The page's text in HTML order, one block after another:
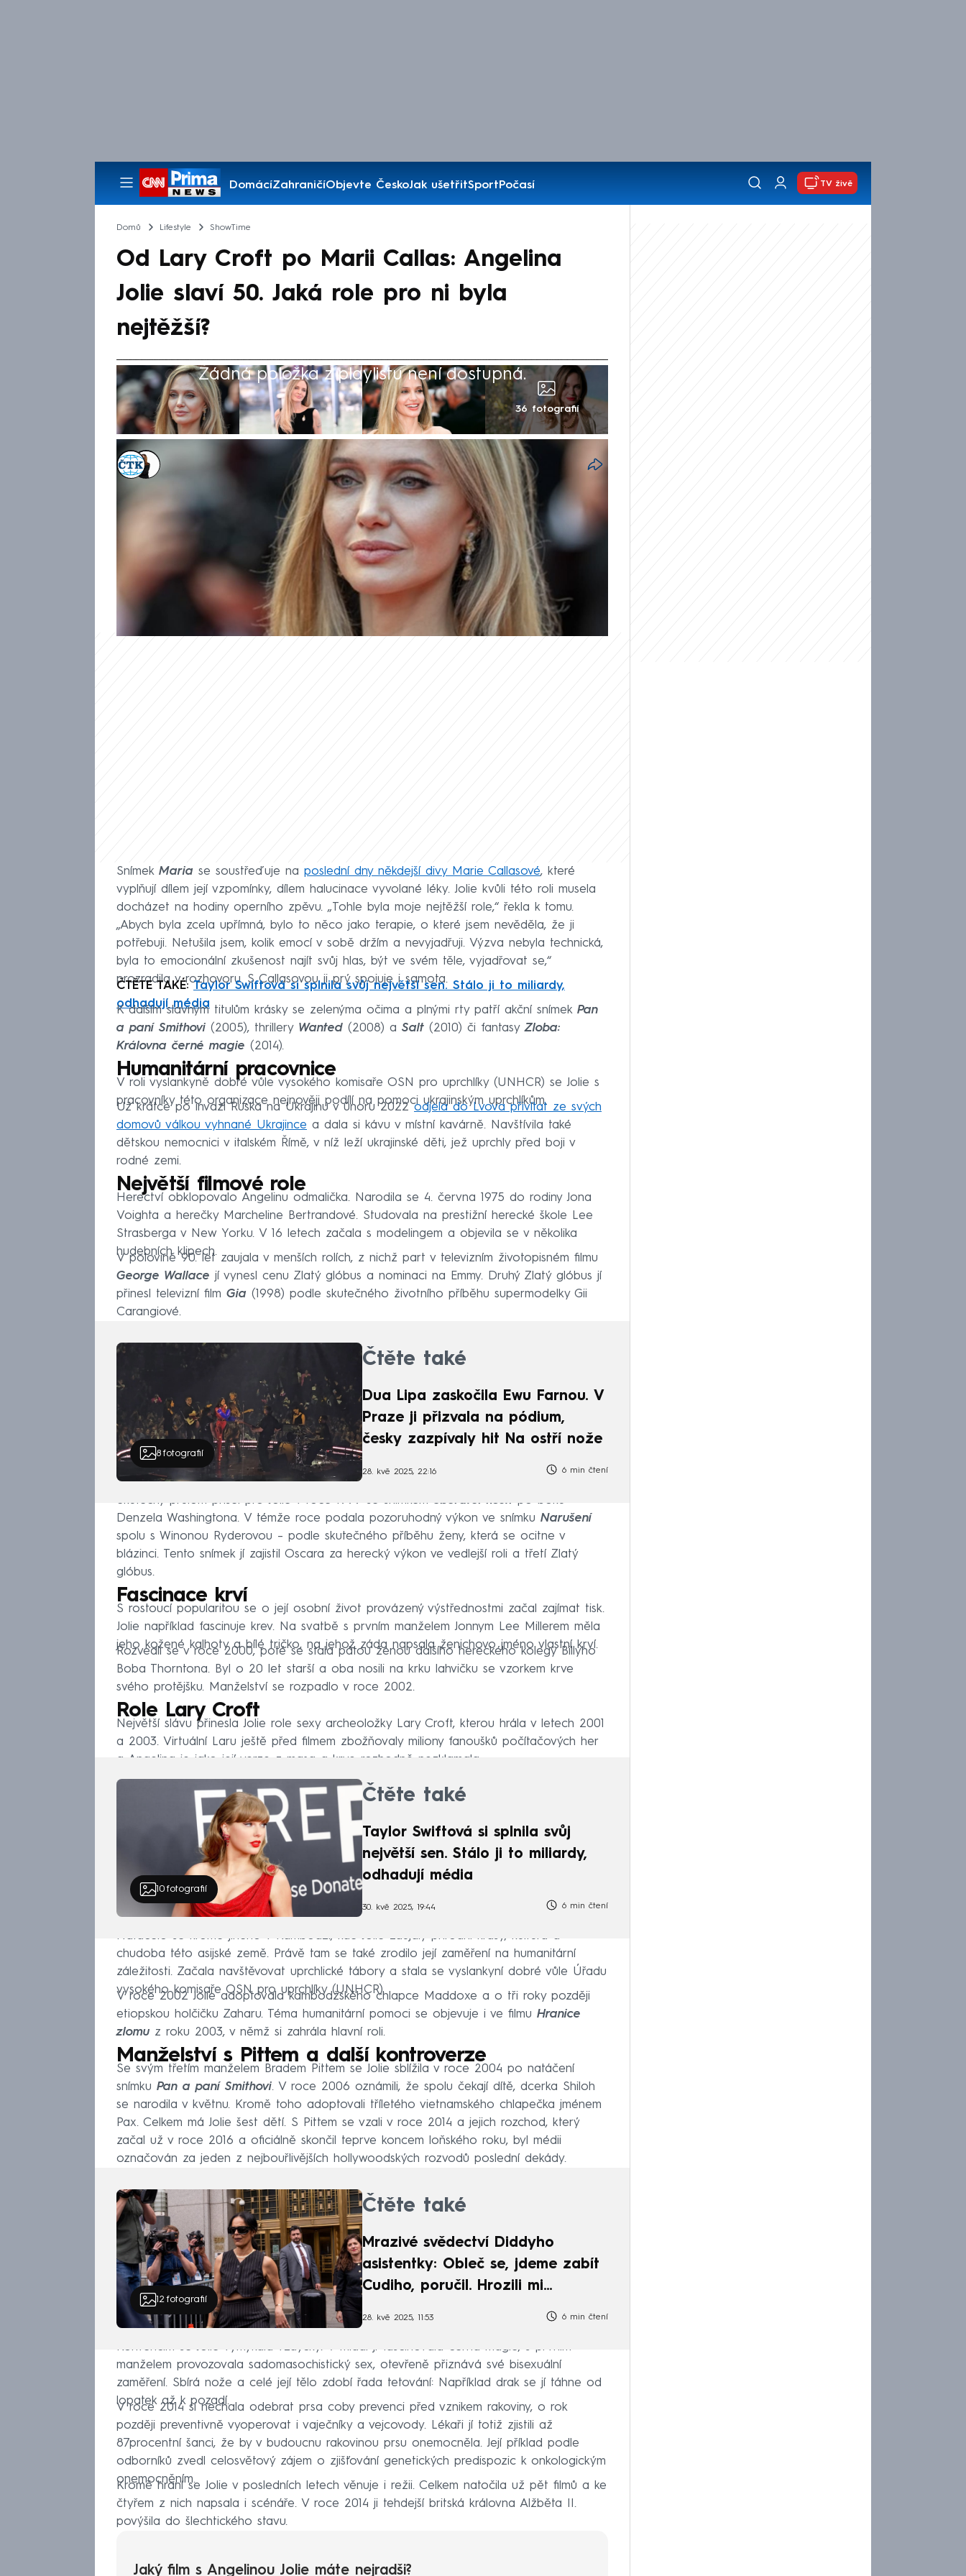
DomácíZahraničíObjevte ČeskoJak ušetřitSportPočasí
Pořady
TV živě
Domů Lifestyle ShowTime
Od Lary Croft po Marii Callas: Angelina
Jolie slaví 50. Jaká role pro ni byla
nejtěžší?
Žádná položka z playlistu není dostupná.
36 fotografií
ČTK
4. čvn 2025, 05:55
Výstřední osobnost, femme fatale, humanitární bojovnice, filmová
hvězda i matka šesti dětí – to vše se dá říct o Angelině Jolie,
hollywoodské superstar, která ve středu slaví 50. narozeniny. Její
kariéra je plná velkých rolí – od skandální modelky Giy po
dobrodružnou hrdinku Laru Croft až k roli operní divy Marie Callasové,
kterou ona sama označila za dosud nejtěžší.
Snímek Maria se soustřeďuje na poslední dny někdejší divy Marie Callasové, které
vyplňují dílem její vzpomínky, dílem halucinace vyvolané léky. Jolie kvůli této roli musela
docházet na hodiny operního zpěvu. „Tohle byla moje nejtěžší role,“ řekla k tomu.
„Abych byla zcela upřímná, bylo to něco jako terapie, o které jsem nevěděla, že ji
potřebuji. Netušila jsem, kolik emocí v sobě držím a nevyjadřuji. Výzva nebyla technická,
byla to emocionální zkušenost najít svůj hlas, být ve svém těle, vyjadřovat se,“
prozradila v rozhovoru. S Callasovou ji prý spojuje i samota.
ČTĚTE TAKÉ:Taylor Swiftová si splnila svůj největší sen. Stálo ji to miliardy,
odhadují média
K dalším slavným titulům krásky se zelenýma očima a plnými rty patří akční snímek Pan
a paní Smithovi (2005), thrillery Wanted (2008) a Salt (2010) či fantasyZloba:
Královna černé magie (2014).
Humanitární pracovnice
V roli vyslankyně dobré vůle vysokého komisaře OSN pro uprchlíky (UNHCR) se Jolie s
pracovníky této organizace nejnověji podílí na pomoci ukrajinským uprchlíkům.
Už krátce po invazi Ruska na Ukrajinu v únoru 2022odjela do Lvova přivítat ze svých
domovů válkou vyhnané Ukrajince a dala si kávu v místní kavárně. Navštívila také
dětskou nemocnici v italském Římě, v níž leží ukrajinské děti, jež uprchly před boji v
rodné zemi.
Největší filmové role
Herectví obklopovalo Angelinu odmalička. Narodila se 4. června 1975 do rodiny Jona
Voighta a herečky Marcheline Bertrandové. Studovala na prestižní herecké škole Lee
Strasberga v New Yorku. V 16 letech začala s modelingem a objevila se v několika
hudebních klipech.
V polovině 90. let zaujala v menších rolích, z nichž part v televizním životopisném filmu
George Wallace jí vynesl cenu Zlatý glóbus a nominaci na Emmy. Druhý Zlatý glóbus jí
přinesl televizní film Gia (1998) podle skutečného životního příběhu supermodelky Gii
Carangiové.
8fotografií
Čtěte také
Dua Lipa zaskočila Ewu Farnou. V
Praze ji přizvala na pódium,
česky zazpívaly hit Na ostří nože
28. kvě 2025, 22:16 6 min čtení
Skutečný průlom přišel pro Jolie v roce 1999 se snímkem Sběratel kostí po boku
Denzela Washingtona. V témže roce podala pozoruhodný výkon ve snímku Narušení
spolu s Winonou Ryderovou – podle skutečného příběhu ženy, která se ocitne v
blázinci. Tento snímek jí zajistil Oscara za herecký výkon ve vedlejší roli a třetí Zlatý
glóbus.
Fascinace krví
S rostoucí popularitou se o její osobní život provázený výstřednostmi začal zajímat tisk.
Jolie například fascinuje krev. Na svatbě s prvním manželem Jonnym Lee Millerem měla
jeho kožené kalhoty a bílé tričko, na jehož záda napsala ženichovo jméno vlastní krví.
Rozvedli se v roce 2000, poté se stala pátou ženou dalšího hereckého kolegy Billyho
Boba Thorntona. Byl o 20 let starší a oba nosili na krku lahvičku se vzorkem krve
svého protějšku. Manželství se rozpadlo v roce 2002.
Role Lary Croft
Největší slávu přinesla Jolie role sexy archeoložky Lary Croft, kterou hrála v letech 2001
a 2003. Virtuální Laru ještě před filmem zbožňovaly miliony fanoušků počítačových her
a Angelina je jako její verze z masa a krve rozhodně nezklamala.
10fotografií
Čtěte také
Taylor Swiftová si splnila svůj
největší sen. Stálo ji to miliardy,
odhadují média
30. kvě 2025, 19:44 6 min čtení
Natáčelo se kromě jiného v Kambodži, kde Jolie zaujaly přírodní krásy, kultura a
chudoba této asijské země. Právě tam se také zrodilo její zaměření na humanitární
záležitosti. Začala navštěvovat uprchlické tábory a stala se vyslankyní dobré vůle Úřadu
vysokého komisaře OSN pro uprchlíky (UNHCR).
V roce 2002 Jolie adoptovala kambodžského chlapce Maddoxe a o tři roky později
etiopskou holčičku Zaharu. Téma humanitární pomoci se objevuje i ve filmu Hranice
zlomu z roku 2003, v němž si zahrála hlavní roli.
Manželství s Pittem a další kontroverze
Se svým třetím manželem Bradem Pittem se Jolie sblížila v roce 2004 po natáčení
snímku Pan a paní Smithovi. V roce 2006 oznámili, že spolu čekají dítě, dcerka Shiloh
se narodila v květnu. Kromě toho adoptovali tříletého vietnamského chlapečka jménem
Pax. Celkem má Jolie šest dětí. S Pittem se vzali v roce 2014 a jejich rozchod, který
začal už v roce 2016 a oficiálně skončil teprve koncem loňského roku, byl médii
označován za jeden z nejbouřlivějších hollywoodských rozvodů poslední dekády.
12fotografií
Čtěte také
Mrazivé svědectví Diddyho
asistentky: Obleč se, jdeme zabít
Cudiho, poručil. Hrozili mi
28. kvě 2025, 11:53 6 min čtení
Konvencím se Jolie vymykala vždycky. V mládí ji fascinovala černá magie, s prvním
manželem provozovala sadomasochistický sex, otevřeně přiznává své bisexuální
zaměření. Sbírá nože a celé její tělo zdobí řada tetování: Například drak se jí táhne od
lopatek až k pozadí.
V roce 2014 si nechala odebrat prsa coby prevenci před vznikem rakoviny, o rok
později preventivně vyoperovat i vaječníky a vejcovody. Lékaři jí totiž zjistili až
87procentní šanci, že by v budoucnu rakovinou prsu onemocněla. Její příklad podle
odborníků zvedl celosvětový zájem o zjišťování genetických predispozic k onkologickým
onemocněním.
Kromě hraní se Jolie v posledních letech věnuje i režii. Celkem natočila už pět filmů a ke
čtyřem z nich napsala i scénáře. V roce 2014 ji tehdejší britská královna Alžběta II.
povýšila do šlechtického stavu.
Jaký film s Angelinou Jolie máte nejradši?